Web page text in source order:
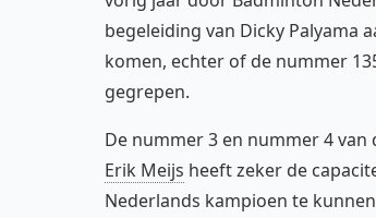
begeleiding van Dicky Palyama
komen, echter of de nummer
gegrepen.
De nummer 3 en nummer 4
Erik Meijs heeft zeker de
Nederlands kampioen te